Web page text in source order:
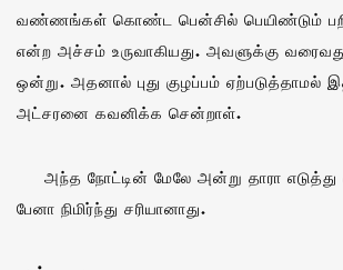
வண்ணங்கள் கொண்ட பென்சில் பெயிண்டும்
என்ற அச்சம் உருவாகியது. அவளுக்கு
ஒன்று. அதனால் புது குழப்பம் ஏற்படுத்தாமல்
அட்சரனை கவனிக்க சென்றாள்.
அந்த நோட்டின் மேலே அன்று தாரா எடுத்து
பேனா நிமிர்ந்து சரியானாது.